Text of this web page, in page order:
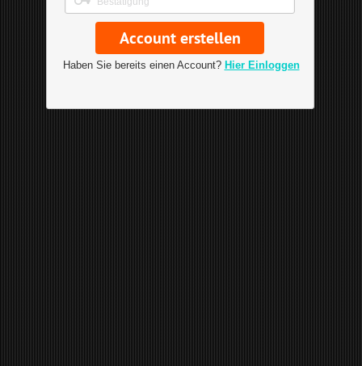
Haben Sie bereits einen Account? Hier Einloggen